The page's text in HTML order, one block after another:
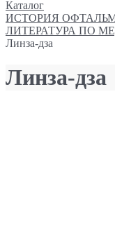
Каталог
ИСТОРИЯ
ЛИТЕРАТУРА ПО
Линза-дза
Линза-дза